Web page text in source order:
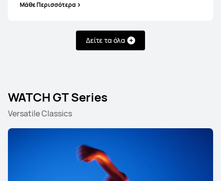
Μάθε Περισσότερα
Δείτε τα όλα
WATCH GT Series
Versatile Classics